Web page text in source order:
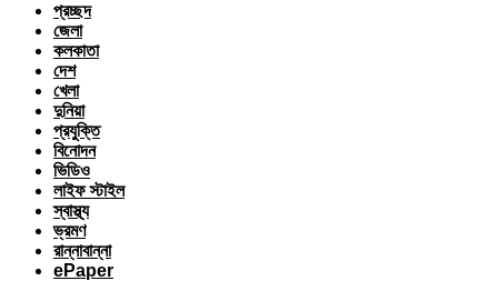
প্রচ্ছদ
জেলা
কলকাতা
দেশ
খেলা
দুনিয়া
প্রযুক্তি
বিনোদন
ভিডিও
লাইফ স্টাইল
স্বাস্থ্য
ভ্রমণ
রান্নাবান্না
ePaper